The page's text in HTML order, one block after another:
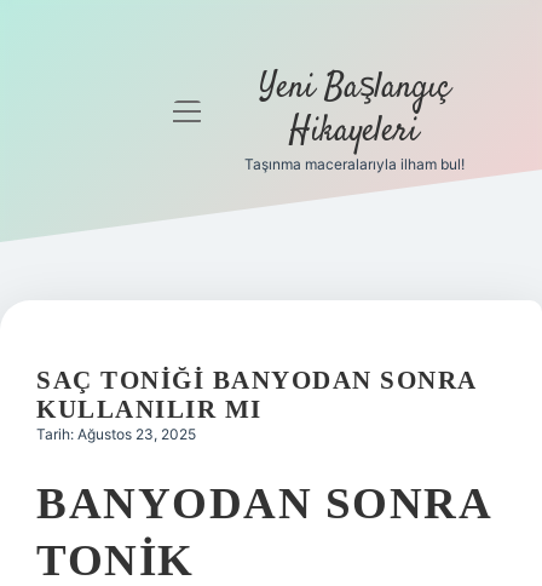
Gizlilik
Hakkımızda
menüyü
Yeni Başlangıç
Hikayeleri
Taşınma maceralarıyla ilham bul!
SAÇ TONIĞI BANYODAN SONRA
KULLANILIR MI
Tarih: Ağustos 23, 2025
BANYODAN SONRA
TONIK